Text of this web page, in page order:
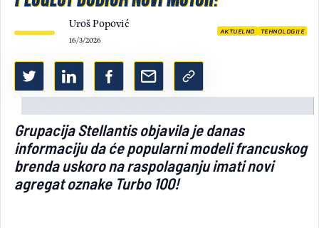
Light/Dark mode
Uroš Popović
16/3/2026
AKTUELNO TEHNOLOGIJE
Grupacija Stellantis objavila je danas
informaciju da će popularni modeli francuskog
brenda uskoro na raspolaganju imati novi
agregat oznake Turbo 100!